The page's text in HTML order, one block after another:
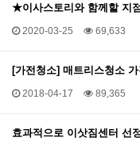
★이사스토리와 함께할 지
2020-03-25 69,633
[가전청소] 매트리스청소 가
2018-04-17 89,365
효과적으로 이삿짐센터 선